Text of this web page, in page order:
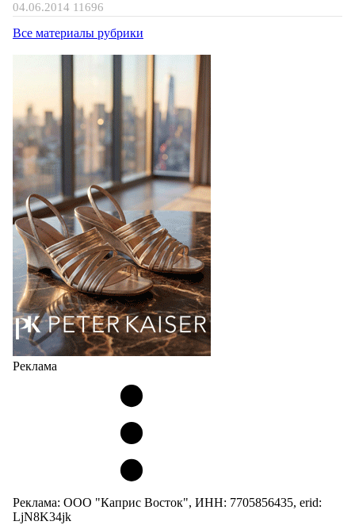
04.06.2014 11696
Все материалы рубрики
Реклама
Реклама: ООО "Каприс Восток", ИНН: 7705856435, erid:
LjN8K34jk